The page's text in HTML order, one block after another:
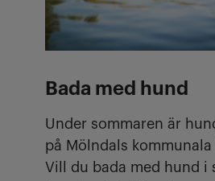
Bada med hund
Under sommaren är
på Mölndals
Vill du bada med hund i